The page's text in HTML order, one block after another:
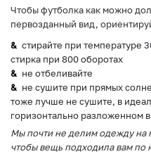
Чтобы футболка как можно
первозданный вид,
стирайте при температуре
стирка при 800 оборотах
не отбеливайте
не сушите при прямых
тоже лучше не сушите, в
горизонтально разложенном
Мы почти не делим одежду на
чтобы вещь подходила вам по